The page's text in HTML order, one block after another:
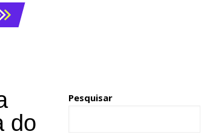
do
Pesquisar